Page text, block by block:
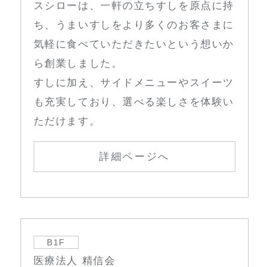
スシローは、一軒の立ちすしを原点に持
ち、うまいすしをより多くのお客さまに
気軽に食べていただきたいという想いか
ら創業しました。
すしに加え、サイドメニューやスイーツ
も充実しており、選べる楽しさを体験い
ただけます。
詳細ページへ
B1F
医療法人 精信会